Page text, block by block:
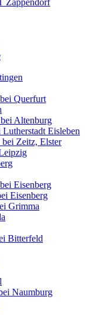
Zappendorf
Querfurt
Altenburg
Eisleben
Zeitz, Elster
Eisenberg
Eisenberg
Grimma
Bitterfeld
Naumburg